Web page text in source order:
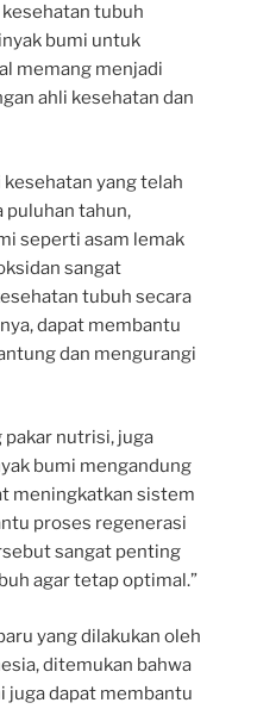
tubuh
bumi untuk
memang menjadi
ahli kesehatan dan
yang telah
puluhan tahun,
seperti asam lemak
sangat
tubuh secara
dapat membantu
dan mengurangi
pakar nutrisi, juga
bumi mengandung
meningkatkan sistem
proses regenerasi
sangat penting
agar tetap optimal.”
yang dilakukan oleh
ditemukan bahwa
juga dapat membantu